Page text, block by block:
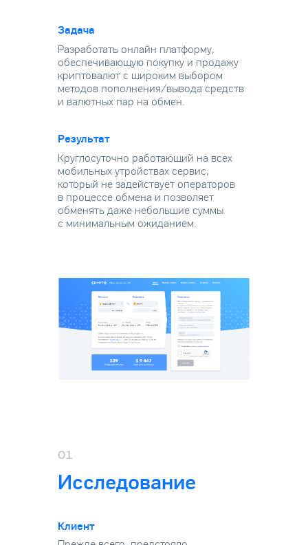
Задача
Разработать онлайн платформу,
обеспечивающую покупку и продажу
криптовалют с широким выбором
методов пополнения/вывода средств
и валютных пар на обмен.
Результат
Круглосуточно работающий на всех
мобильных утройствах сервис,
который не задействует операторов
в процессе обмена и позволяет
обменять даже небольшие суммы
с минимальным ожиданием.
01
Исследование
Клиент